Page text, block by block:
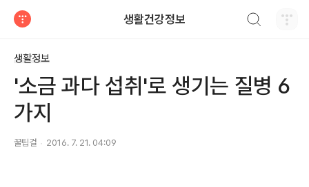
생활건강정보
생활정보
'소금 과다 섭취'로 생기는 질병 6
가지
꿀팁걸 2016. 7. 21. 04:09